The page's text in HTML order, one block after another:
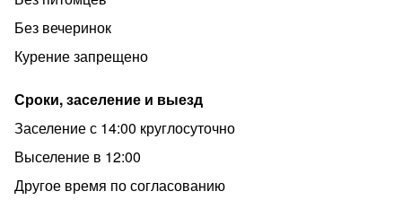
Без вечеринок
Курение запрещено
Сроки, заселение и выезд
Заселение с 14:00 круглосуточно
Выселение в 12:00
Другое время по согласованию